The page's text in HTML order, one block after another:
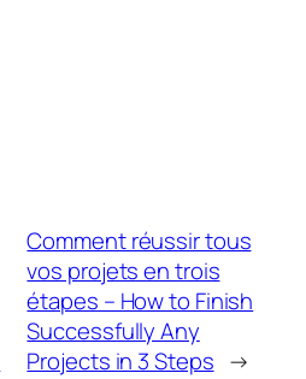
Comment réussir tous
vos projets en trois
étapes – How to Finish
Successfully Any
Projects in 3 Steps →